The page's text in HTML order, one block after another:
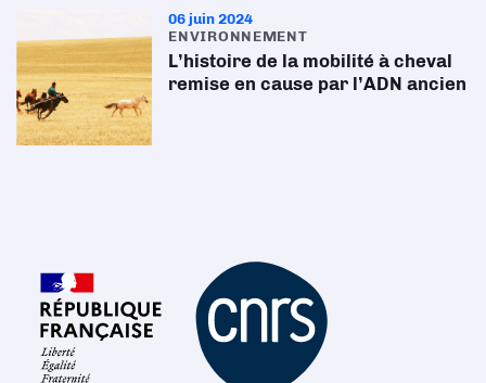
06 juin 2024
ENVIRONNEMENT
L’histoire de la mobilité à cheval
remise en cause par l’ADN ancien